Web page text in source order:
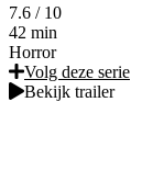
7.6 / 10
42 min
Horror
Volg deze serie
Bekijk trailer